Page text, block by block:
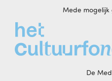
Mede
De